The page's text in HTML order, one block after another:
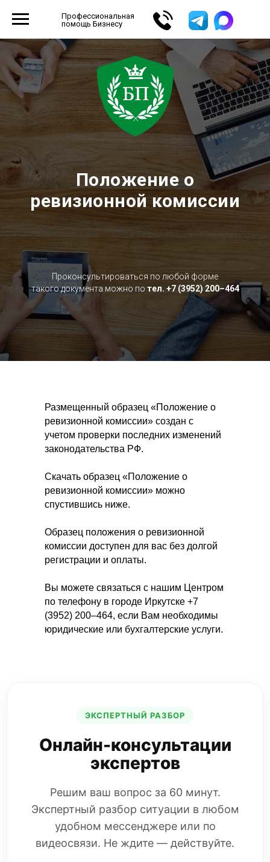
Профессиональная
помощь Бизнесу
Положение о
ревизионной комиссии
Проконсультироваться по любой форме
такого документа можно по тел. +7 (3952) 200–464
Размещенный образец «Положение о
ревизионной комиссии» создан с
учетом проверки последних изменений
законодательства РФ.
Скачать образец «Положение о
ревизионной комиссии» можно
спустившись ниже.
Образец положения о ревизионной
комиссии доступен для вас без долгой
регистрации и оплаты.
Вы можете связаться с нашим Центром
по телефону в городе Иркутске +7
(3952) 200–464, если Вам необходимы
юридические или бухгалтерские услуги.
ЭКСПЕРТНЫЙ РАЗБОР
Онлайн-консультации
экспертов
Решим ваш вопрос за 60 минут.
Экспертный разбор ситуации в любом
удобном мессенджере или по
видеосвязи. Не ждите — действуйте.